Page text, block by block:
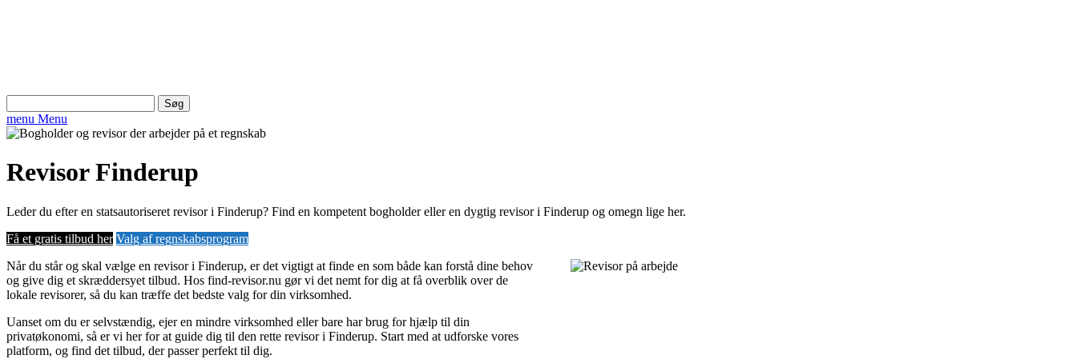
efter:
menu Menu
Revisor Finderup
Leder du efter en statsautoriseret revisor i Finderup? Find en kompetent bogholder eller en dygtig revisor i Finderup og omegn lige her.
Få et gratis tilbud her Valg af regnskabsprogram
Når du står og skal vælge en revisor i Finderup, er det vigtigt at finde en som både kan forstå dine behov
og give dig et skræddersyet tilbud. Hos find-revisor.nu gør vi det nemt for dig at få overblik over de
lokale revisorer, så du kan træffe det bedste valg for din virksomhed.
Uanset om du er selvstændig, ejer en mindre virksomhed eller bare har brug for hjælp til din
privatøkonomi, så er vi her for at guide dig til den rette revisor i Finderup. Start med at udforske vores
platform, og find det tilbud, der passer perfekt til dig.